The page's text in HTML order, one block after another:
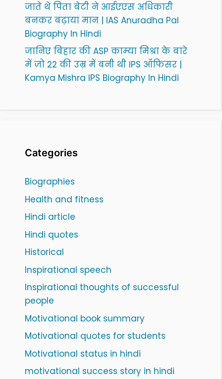
जाते थे पिता बेटी ने आईएएस अधिकारी
बनकर बढ़ाया मान | IAS Anuradha Pal
Biography In Hindi
जानिए बिहार की ASP काम्या मिश्रा के बारे
में जो 22 की उम्र में बनी थी IPS ऑफिसर |
Kamya Mishra IPS Biography In Hindi
Categories
Biographies
Health and fitness
Hindi article
Hindi quotes
Historical
Inspirational speech
Inspirational thoughts of successful
people
Motivational book summary
Motivational quotes for students
Motivational status in hindi
motivational success story in hindi